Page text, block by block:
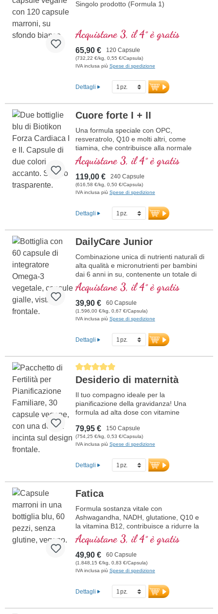
Singolo prodotto (Formula 1)
Acquistane 3, il 4° è gratis
65,90 € 120 Capsule
(732,22 €/kg, 0,55 €/Capsula)
IVA inclusa più Spese di spedizione
Dettagli
Cuore forte I + II
Una formula speciale con OPC,
resveratrolo, Q10 e molti altri, come
tiamina, che contribuisce alla normale
funzione cardiaca. (Formula 1 e Formula
2)
Acquistane 3, il 4° è gratis
119,00 € 240 Capsule
(616,58 €/kg, 0,50 €/Capsula)
IVA inclusa più Spese di spedizione
Dettagli
DailyCare Junior
Combinazione unica di nutrienti naturali di
alta qualità e micronutrienti per bambini
dai 6 anni in su, contenente un totale di
20 nutrienti essenziali per il vostro
bambino.
Acquistane 3, il 4° è gratis
39,90 € 60 Capsule
(1.596,00 €/kg, 0,67 €/Capsula)
IVA inclusa più Spese di spedizione
Dettagli
Average rating of 5 out of 5 stars
Desiderio di maternità
Il tuo compagno ideale per la
pianificazione della gravidanza! Una
formula ad alta dose con vitamine
completamente vegetale per supportare
la fertilità e preparare in modo ottimale il
corpo alla gravidanza. Sviluppato da
100% vegano, senza additivi artificiali e
prodotto secondo i più alti standard di
qualità in Germania. Sigillatura senza
alluminio, senza olio di pesce.
Ulteriori informazioni sul Desiderio di
bambini – Fertilità
79,95 € 150 Capsule
(754,25 €/kg, 0,53 €/Capsula)
IVA inclusa più Spese di spedizione
Dettagli
Fatica
Formula sostanza vitale con
Ashwagandha, NADH, glutatione, Q10 e
la vitamina B12, contribuisce a ridurre la
stanchezza e la fatica.
Acquistane 3, il 4° è gratis
49,90 € 60 Capsule
(1.848,15 €/kg, 0,83 €/Capsula)
IVA inclusa più Spese di spedizione
Dettagli